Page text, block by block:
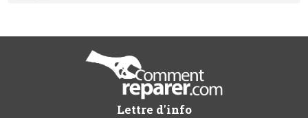
Lettre d'info